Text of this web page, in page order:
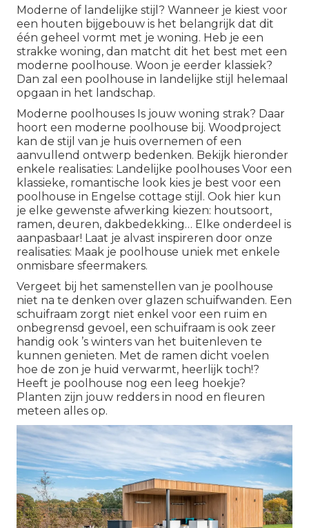
Moderne of landelijke stijl? Wanneer je kiest voor
een houten bijgebouw is het belangrijk dat dit
één geheel vormt met je woning. Heb je een
strakke woning, dan matcht dit het best met een
moderne poolhouse. Woon je eerder klassiek?
Dan zal een poolhouse in landelijke stijl helemaal
opgaan in het landschap.
Moderne poolhouses Is jouw woning strak? Daar
hoort een moderne poolhouse bij. Woodproject
kan de stijl van je huis overnemen of een
aanvullend ontwerp bedenken. Bekijk hieronder
enkele realisaties: Landelijke poolhouses Voor een
klassieke, romantische look kies je best voor een
poolhouse in Engelse cottage stijl. Ook hier kun
je elke gewenste afwerking kiezen: houtsoort,
ramen, deuren, dakbedekking… Elke onderdeel is
aanpasbaar! Laat je alvast inspireren door onze
realisaties: Maak je poolhouse uniek met enkele
onmisbare sfeermakers.
Vergeet bij het samenstellen van je poolhouse
niet na te denken over glazen schuifwanden. Een
schuifraam zorgt niet enkel voor een ruim en
onbegrensd gevoel, een schuifraam is ook zeer
handig ook ’s winters van het buitenleven te
kunnen genieten. Met de ramen dicht voelen
hoe de zon je huid verwarmt, heerlijk toch!?
Heeft je poolhouse nog een leeg hoekje?
Planten zijn jouw redders in nood en fleuren
meteen alles op.